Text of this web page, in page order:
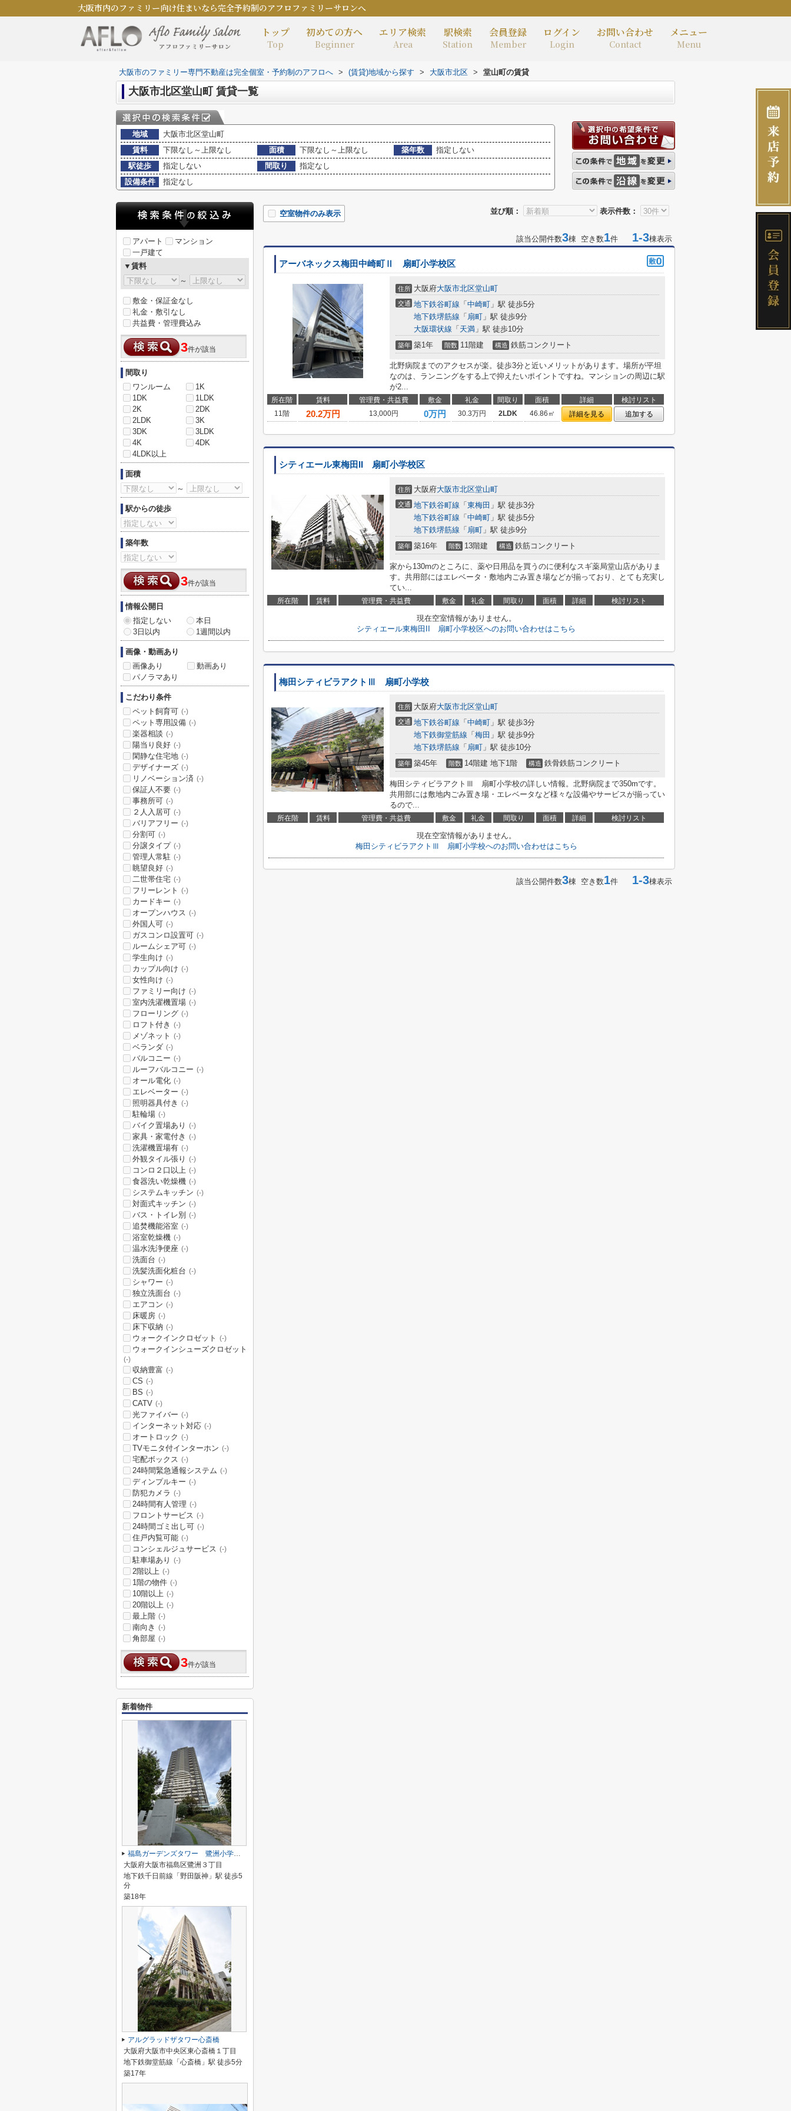
大阪市内のファミリー向け住まいなら完全予約制のアフロファミリーサロンへ
トップ
Top
初めての方へ
Beginner
エリア検索
Area
駅検索
Station
会員登録
Member
ログイン
Login
お問い合わせ
Contact
メニュー
Menu
大阪市のファミリー専門不動産は完全個室・予約制のアフロへ > (賃貸)地域から探す > 大阪市北区 > 堂山町の賃貸
大阪市北区堂山町 賃貸一覧
地域
大阪市北区堂山町
賃料
下限なし～上限なし 面積 下限なし～上限なし 築年数
指定しない
駅徒歩
指定しない 間取り
指定なし
設備条件
指定なし
並び順： 表示件数：
空室物件のみ表示
該当公開件数3棟 空き数1件 1-3棟表示
アーバネックス梅田中崎町Ⅱ 扇町小学校区
住所 大阪府大阪市北区堂山町
交通 地下鉄谷町線 「 中崎町 」駅 徒歩5分
地下鉄堺筋線 「 扇町 」駅 徒歩9分
大阪環状線 「 天満 」駅 徒歩10分
築年 築1年 階数 11階建 構造 鉄筋コンクリート
北野病院までのアクセスが楽。徒歩3分と近いメリットがあります。場所が平坦
なのは、ランニングをする上で抑えたいポイントですね。マンションの周辺に駅
が2...
所在階 賃料 管理費・共益費 敷金 礼金 間取り 面積 詳細
検討リスト
11階
20.2万円 13,000円 0万円 30.3万円 2LDK 46.86㎡ 詳細を見る 追加する
シティエール東梅田II 扇町小学校区
住所 大阪府大阪市北区堂山町
交通 地下鉄谷町線 「 東梅田 」駅 徒歩3分
地下鉄谷町線 「 中崎町 」駅 徒歩5分
地下鉄堺筋線 「 扇町 」駅 徒歩9分
築年 築16年 階数 13階建 構造 鉄筋コンクリート
家から130mのところに、薬や日用品を買うのに便利なスギ薬局堂山店がありま
す。共用部にはエレベータ・敷地内ごみ置き場などが揃っており、とても充実し
てい...
所在階 賃料 管理費・共益費 敷金 礼金 間取り 面積 詳細 検討リスト
現在空室情報がありません。
シティエール東梅田II 扇町小学校区へのお問い合わせはこちら
梅田シティビラアクトⅢ 扇町小学校
住所 大阪府大阪市北区堂山町
交通 地下鉄谷町線 「 中崎町 」駅 徒歩3分
地下鉄御堂筋線 「 梅田 」駅 徒歩9分
地下鉄堺筋線 「 扇町 」駅 徒歩10分
築年 築45年 階数 14階建 地下1階 構造 鉄骨鉄筋コンクリート
梅田シティビラアクトⅢ 扇町小学校の詳しい情報。北野病院まで350mです。
共用部には敷地内ごみ置き場・エレベータなど様々な設備やサービスが揃ってい
るので...
所在階 賃料 管理費・共益費 敷金 礼金 間取り 面積 詳細 検討リスト
現在空室情報がありません。
梅田シティビラアクトⅢ 扇町小学校へのお問い合わせはこちら
該当公開件数3棟 空き数1件 1-3棟表示
アパート
マンション
一戸建て
▼賃料
～
敷金・保証金なし
礼金・敷引なし
共益費・管理費込み
3件が該当
間取り
ワンルーム
1K
1DK
1LDK
2K
2DK
2LDK
3K
3DK
3LDK
4K
4DK
4LDK以上
面積
～
駅からの徒歩
築年数
3件が該当
情報公開日
指定しない
本日
3日以内
1週間以内
画像・動画あり
画像あり
動画あり
パノラマあり
こだわり条件
ペット飼育可 (-)
ペット専用設備 (-)
楽器相談 (-)
陽当り良好 (-)
閑静な住宅地 (-)
デザイナーズ (-)
リノベーション済 (-)
保証人不要 (-)
事務所可 (-)
２人入居可 (-)
バリアフリー (-)
分割可 (-)
分譲タイプ (-)
管理人常駐 (-)
眺望良好 (-)
二世帯住宅 (-)
フリーレント (-)
カードキー (-)
オープンハウス (-)
外国人可 (-)
ガスコンロ設置可 (-)
ルームシェア可 (-)
学生向け (-)
カップル向け (-)
女性向け (-)
ファミリー向け (-)
室内洗濯機置場 (-)
フローリング (-)
ロフト付き (-)
メゾネット (-)
ベランダ (-)
バルコニー (-)
ルーフバルコニー (-)
オール電化 (-)
エレベーター (-)
照明器具付き (-)
駐輪場 (-)
バイク置場あり (-)
家具・家電付き (-)
洗濯機置場有 (-)
外観タイル張り (-)
コンロ２口以上 (-)
食器洗い乾燥機 (-)
システムキッチン (-)
対面式キッチン (-)
バス・トイレ別 (-)
追焚機能浴室 (-)
浴室乾燥機 (-)
温水洗浄便座 (-)
洗面台 (-)
洗髪洗面化粧台 (-)
シャワー (-)
独立洗面台 (-)
エアコン (-)
床暖房 (-)
床下収納 (-)
ウォークインクロゼット (-)
ウォークインシューズクロゼット
(-)
収納豊富 (-)
CS (-)
BS (-)
CATV (-)
光ファイバー (-)
インターネット対応 (-)
オートロック (-)
TVモニタ付インターホン (-)
宅配ボックス (-)
24時間緊急通報システム (-)
ディンプルキー (-)
防犯カメラ (-)
24時間有人管理 (-)
フロントサービス (-)
24時間ゴミ出し可 (-)
住戸内覧可能 (-)
コンシェルジュサービス (-)
駐車場あり (-)
2階以上 (-)
1階の物件 (-)
10階以上 (-)
20階以上 (-)
最上階 (-)
南向き (-)
角部屋 (-)
3件が該当
新着物件
福島ガーデンズタワー 鷺洲小学校区
大阪府大阪市福島区鷺洲３丁目
地下鉄千日前線「野田阪神」駅 徒歩5
分
築18年
アルグラッドザタワー心斎橋
大阪府大阪市中央区東心斎橋１丁目
地下鉄御堂筋線「心斎橋」駅 徒歩5分
築17年